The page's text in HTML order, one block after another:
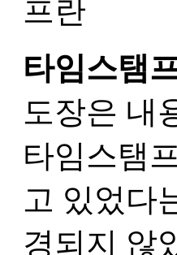
타임스탬
도장은 내
타임스탬
고 있었다
경되지 않